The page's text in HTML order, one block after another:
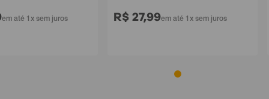
até 1x sem juros R$ 27,99em até 1x sem juros